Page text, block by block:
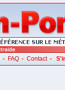
• FAQ• Contact•